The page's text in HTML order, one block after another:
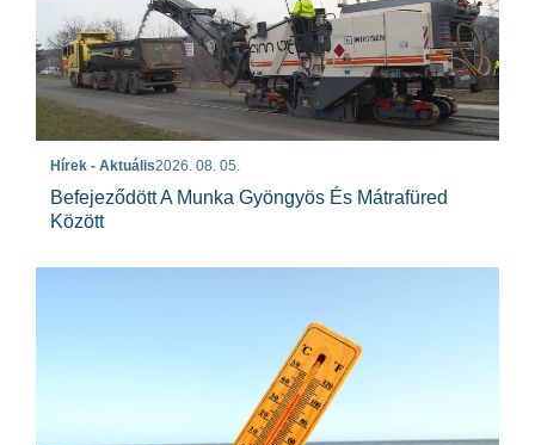
Hírek - Aktuális2026. 08. 05.
Befejeződött A Munka Gyöngyös És Mátrafüred
Között